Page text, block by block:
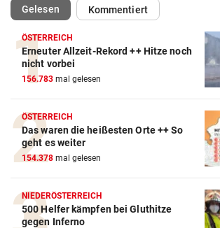
Gelesen(ausgewählt)Kommentiert
ÖSTERREICH
Erneuter Allzeit-Rekord ++ Hitze noch
nicht vorbei
156.783 mal gelesen
ÖSTERREICH
Das waren die heißesten Orte ++ So
geht es weiter
154.378 mal gelesen
NIEDERÖSTERREICH
500 Helfer kämpfen bei Gluthitze
gegen Inferno